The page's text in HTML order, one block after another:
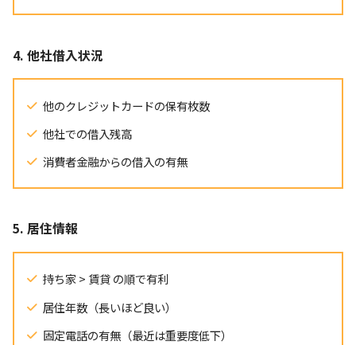
4. 他社借入状況
他のクレジットカードの保有枚数
他社での借入残高
消費者金融からの借入の有無
5. 居住情報
持ち家 > 賃貸 の順で有利
居住年数（長いほど良い）
固定電話の有無（最近は重要度低下）